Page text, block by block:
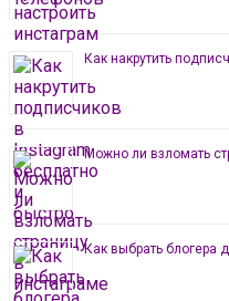
Как накрутить
Можно ли взломать
Как выбрать блогера